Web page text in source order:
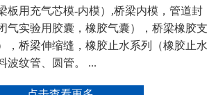
板用充气芯模-内模）,桥梁内模，管道封
气实验用胶囊，橡胶气囊），桥梁橡胶支
，桥梁伸缩缝，橡胶止水系列（橡胶止水
波纹管、圆管。 ...